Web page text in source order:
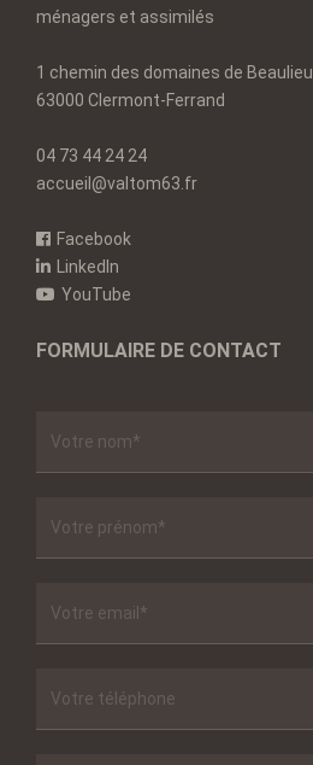
ménagers et assimilés
1 chemin des domaines de Beaulieu
63000 Clermont-Ferrand
04 73 44 24 24
accueil@valtom63.fr
Facebook
LinkedIn
YouTube
FORMULAIRE DE CONTACT